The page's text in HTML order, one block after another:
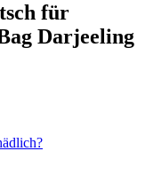
für
Darjeeling